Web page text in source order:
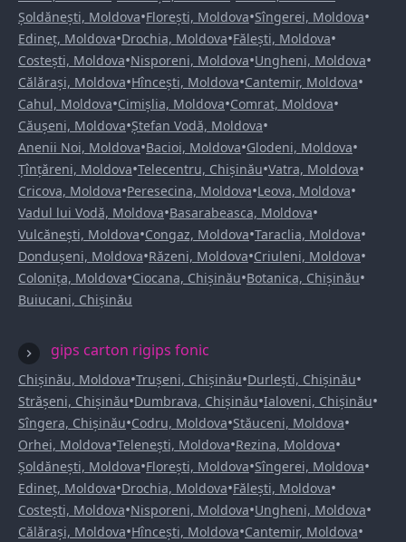
Șoldănești, Moldova•Florești, Moldova•Sîngerei, Moldova•
Edineț, Moldova•Drochia, Moldova•Fălești, Moldova•
Costești, Moldova•Nisporeni, Moldova•Ungheni, Moldova•
Călărași, Moldova•Hîncești, Moldova•Cantemir, Moldova•
Cahul, Moldova•Cimișlia, Moldova•Comrat, Moldova•
Căușeni, Moldova•Ștefan Vodă, Moldova•
Anenii Noi, Moldova•Bacioi, Moldova•Glodeni, Moldova•
Țînțăreni, Moldova•Telecentru, Chișinău•Vatra, Moldova•
Cricova, Moldova•Peresecina, Moldova•Leova, Moldova•
Vadul lui Vodă, Moldova•Basarabeasca, Moldova•
Vulcănești, Moldova•Congaz, Moldova•Taraclia, Moldova•
Dondușeni, Moldova•Răzeni, Moldova•Criuleni, Moldova•
Colonița, Moldova•Ciocana, Chișinău•Botanica, Chișinău•
Buiucani, Chișinău
gips carton rigips fonic
Chișinău, Moldova•Trușeni, Chișinău•Durlești, Chișinău•
Strășeni, Chișinău•Dumbrava, Chișinău•Ialoveni, Chișinău•
Sîngera, Chișinău•Codru, Moldova•Stăuceni, Moldova•
Orhei, Moldova•Telenești, Moldova•Rezina, Moldova•
Șoldănești, Moldova•Florești, Moldova•Sîngerei, Moldova•
Edineț, Moldova•Drochia, Moldova•Fălești, Moldova•
Costești, Moldova•Nisporeni, Moldova•Ungheni, Moldova•
Călărași, Moldova•Hîncești, Moldova•Cantemir, Moldova•